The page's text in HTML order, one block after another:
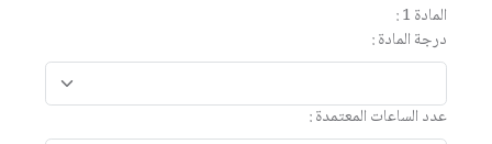
المادة 1 :
درجة المادة :
عدد الساعات المعتمدة :